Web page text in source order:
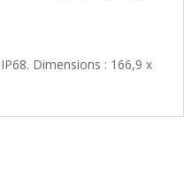
Dimensions : 166,9 x